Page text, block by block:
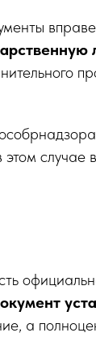
случае
а